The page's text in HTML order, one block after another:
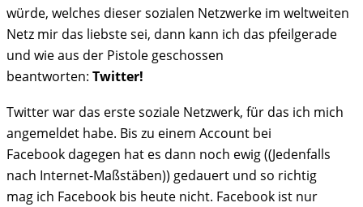
würde, welches dieser sozialen Netzwerke im weltweiten
Netz mir das liebste sei, dann kann ich das pfeilgerade
und wie aus der Pistole geschossen
beantworten: Twitter!
Twitter war das erste soziale Netzwerk, für das ich mich
angemeldet habe. Bis zu einem Account bei
Facebook dagegen hat es dann noch ewig ((Jedenfalls
nach Internet-Maßstäben)) gedauert und so richtig
mag ich Facebook bis heute nicht. Facebook ist nur